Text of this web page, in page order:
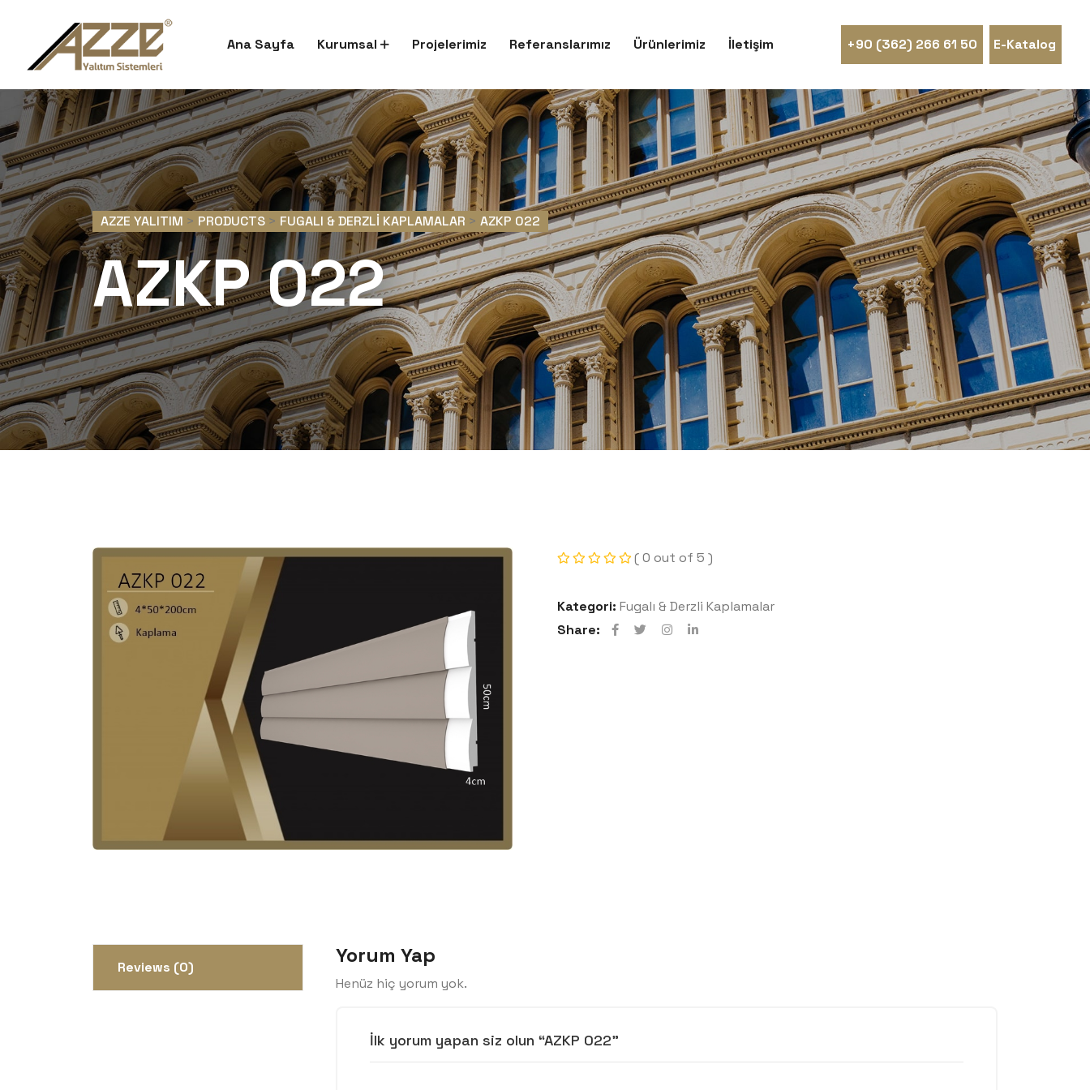
Ana Sayfa Kurumsal Projelerimiz Referanslarımız Ürünlerimiz İletişim +90 (362) 266 61 50 E-Katalog
AZZE YALITIM > PRODUCTS > FUGALI & DERZLI KAPLAMALAR > AZKP 022
AZKP 022
( 0 out of 5 )
Kategori: Fugalı & Derzli Kaplamalar
Share:
Reviews (0) Yorum Yap
Henüz hiç yorum yok.
İlk yorum yapan siz olun “AZKP 022”